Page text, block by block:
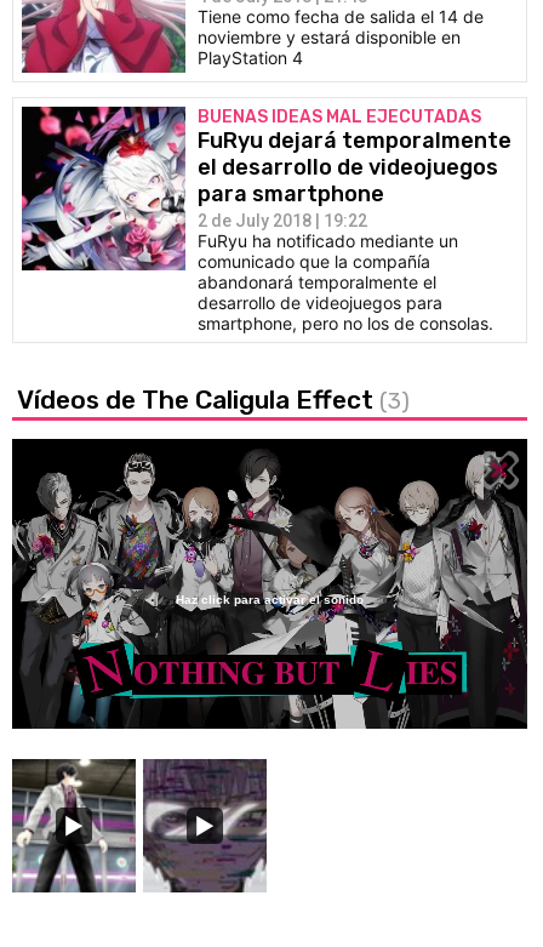
Tiene como fecha de salida el 14 de
noviembre y estará disponible en
PlayStation 4
BUENAS IDEAS MAL EJECUTADAS
FuRyu dejará temporalmente
el desarrollo de videojuegos
para smartphone
2 de July 2018 | 19:22
FuRyu ha notificado mediante un
comunicado que la compañía
abandonará temporalmente el
desarrollo de videojuegos para
smartphone, pero no los de consolas.
Vídeos de The Caligula Effect (3)
/
Loaded
45.19%
Haz click para activar el sonido